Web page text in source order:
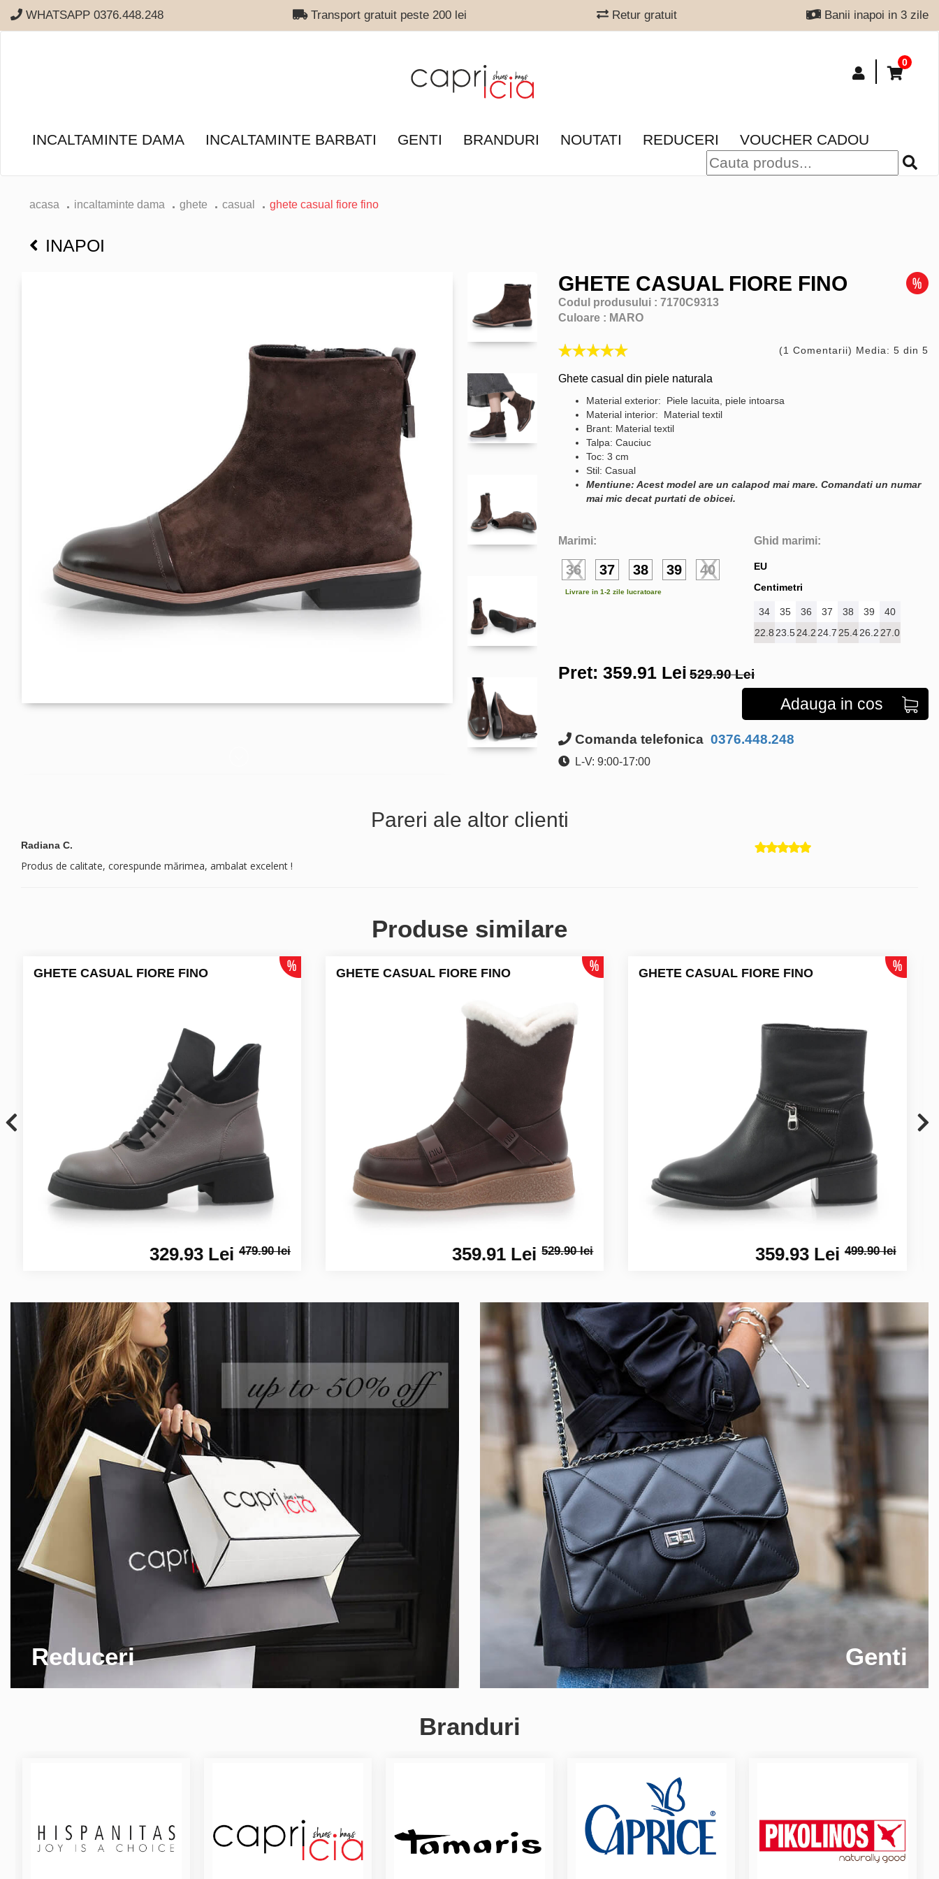
WHATSAPP 0376.448.248 Transport gratuit peste 200 lei Retur gratuit Banii inapoi in 3 zile
0
INCALTAMINTE DAMA INCALTAMINTE BARBATI GENTI BRANDURI NOUTATI REDUCERI VOUCHER CADOU
acasa incaltaminte dama ghete casual ghete casual fiore fino
INAPOI
GHETE CASUAL FIORE FINO
Codul produsului : 7170C9313
Culoare : MARO
(1 Comentarii) Media: 5 din 5
Ghete casual din piele naturala
Material exterior: Piele lacuita, piele intoarsa
Material interior: Material textil
Brant: Material textil
Talpa: Cauciuc
Toc: 3 cm
Stil: Casual
Mentiune: Acest model are un calapod mai mare. Comandati un numar
mai mic decat purtati de obicei.
Marimi:
36 37 38 39 40
Livrare in 1-2 zile lucratoare
Ghid marimi:
EU
Centimetri
34 35 36 37 38 39
40
22.8 23.524.2 24.7 25.426.2 27.0
Pret: 359.91 Lei 529.90 Lei
Adauga in cos
Comanda telefonica 0376.448.248
L-V: 9:00-17:00
Pareri ale altor clienti
Radiana C.
Produs de calitate, corespunde mărimea, ambalat excelent !
Produse similare
GHETE CASUAL FIORE FINO
329.93 Lei479.90 lei
GHETE CASUAL FIORE FINO
359.91 Lei529.90 lei
GHETE CASUAL FIORE FINO
359.93 Lei499.90 lei
Reduceri Genti
Branduri